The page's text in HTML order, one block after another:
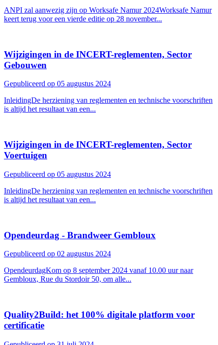
ANPI zal aanwezig zijn op Worksafe Namur 2024Worksafe Namur
keert terug voor een vierde editie op 28 november...
Wijzigingen in de INCERT-reglementen, Sector
Gebouwen
Gepubliceerd op 05 augustus 2024
InleidingDe herziening van reglementen en technische voorschriften
is altijd het resultaat van een...
Wijzigingen in de INCERT-reglementen, Sector
Voertuigen
Gepubliceerd op 05 augustus 2024
InleidingDe herziening van reglementen en technische voorschriften
is altijd het resultaat van een...
Opendeurdag - Brandweer Gembloux
Gepubliceerd op 02 augustus 2024
OpendeurdagKom op 8 september 2024 vanaf 10.00 uur naar
Gembloux, Rue du Stordoir 50, om alle...
Quality2Build: het 100% digitale platform voor
certificatie